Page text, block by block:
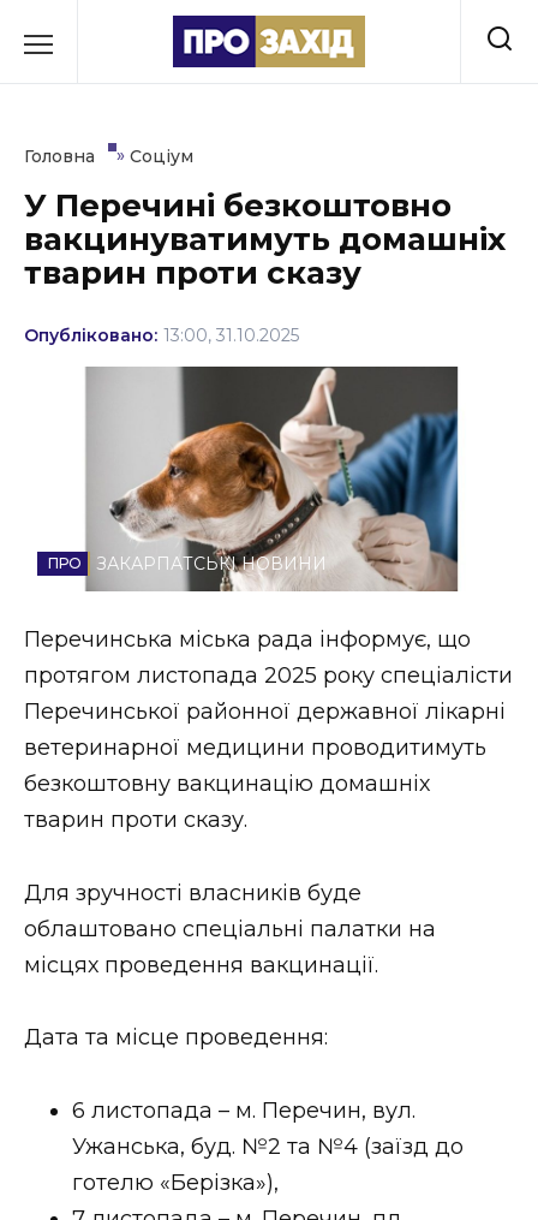
до
Культура
Освіта
Події
Спорт
Стиль життя
Втрачений Ужгород (відеоверсія)
ЗАКАРПАТСЬКІ НОВИНИ
НОВИНИ ЗАХІДНОЇ УКРАЇНИ
Головна » Соціум
У Перечині безкоштовно
вакцинуватимуть домашніх
тварин проти сказу
Опубліковано: 13:00, 31.10.2025
ЗАКАРПАТСЬКІ НОВИНИ
Перечинська міська рада інформує, що
протягом листопада 2025 року спеціалісти
Перечинської районної державної лікарні
ветеринарної медицини проводитимуть
безкоштовну вакцинацію домашніх
тварин проти сказу.
Для зручності власників буде
облаштовано спеціальні палатки на
місцях проведення вакцинації.
Дата та місце проведення:
6 листопада – м. Перечин, вул.
Ужанська, буд. №2 та №4 (заїзд до
готелю «Берізка»),